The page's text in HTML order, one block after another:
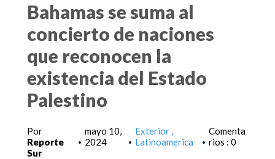
Bahamas se suma al
concierto de naciones
que reconocen la
existencia del Estado
Palestino
Por
Reporte
Sur
•
mayo 10,
2024
•
Exterior
Latinoamerica
•
Comenta
rios : 0